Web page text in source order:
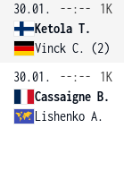
30.01.
--:--
1K
Ketola T.
Vinck C. (2)
30.01.
--:--
1K
Cassaigne B.
Lishenko A.